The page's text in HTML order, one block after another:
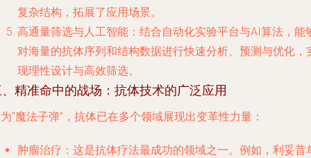
复杂结构，拓展了应用场景。
高通量筛选与人工智能 ：结合自动化实验平台与AI算法，能
对海量的抗体序列和结构数据进行快速分析、预测与优化，
现理性设计与高效筛选。
精准命中的战场：抗体技术的广泛应用
“魔法子弹”，抗体已在多个领域展现出变革性力量：
肿瘤治疗 ：这是抗体疗法最成功的领域之一。例如，利妥昔